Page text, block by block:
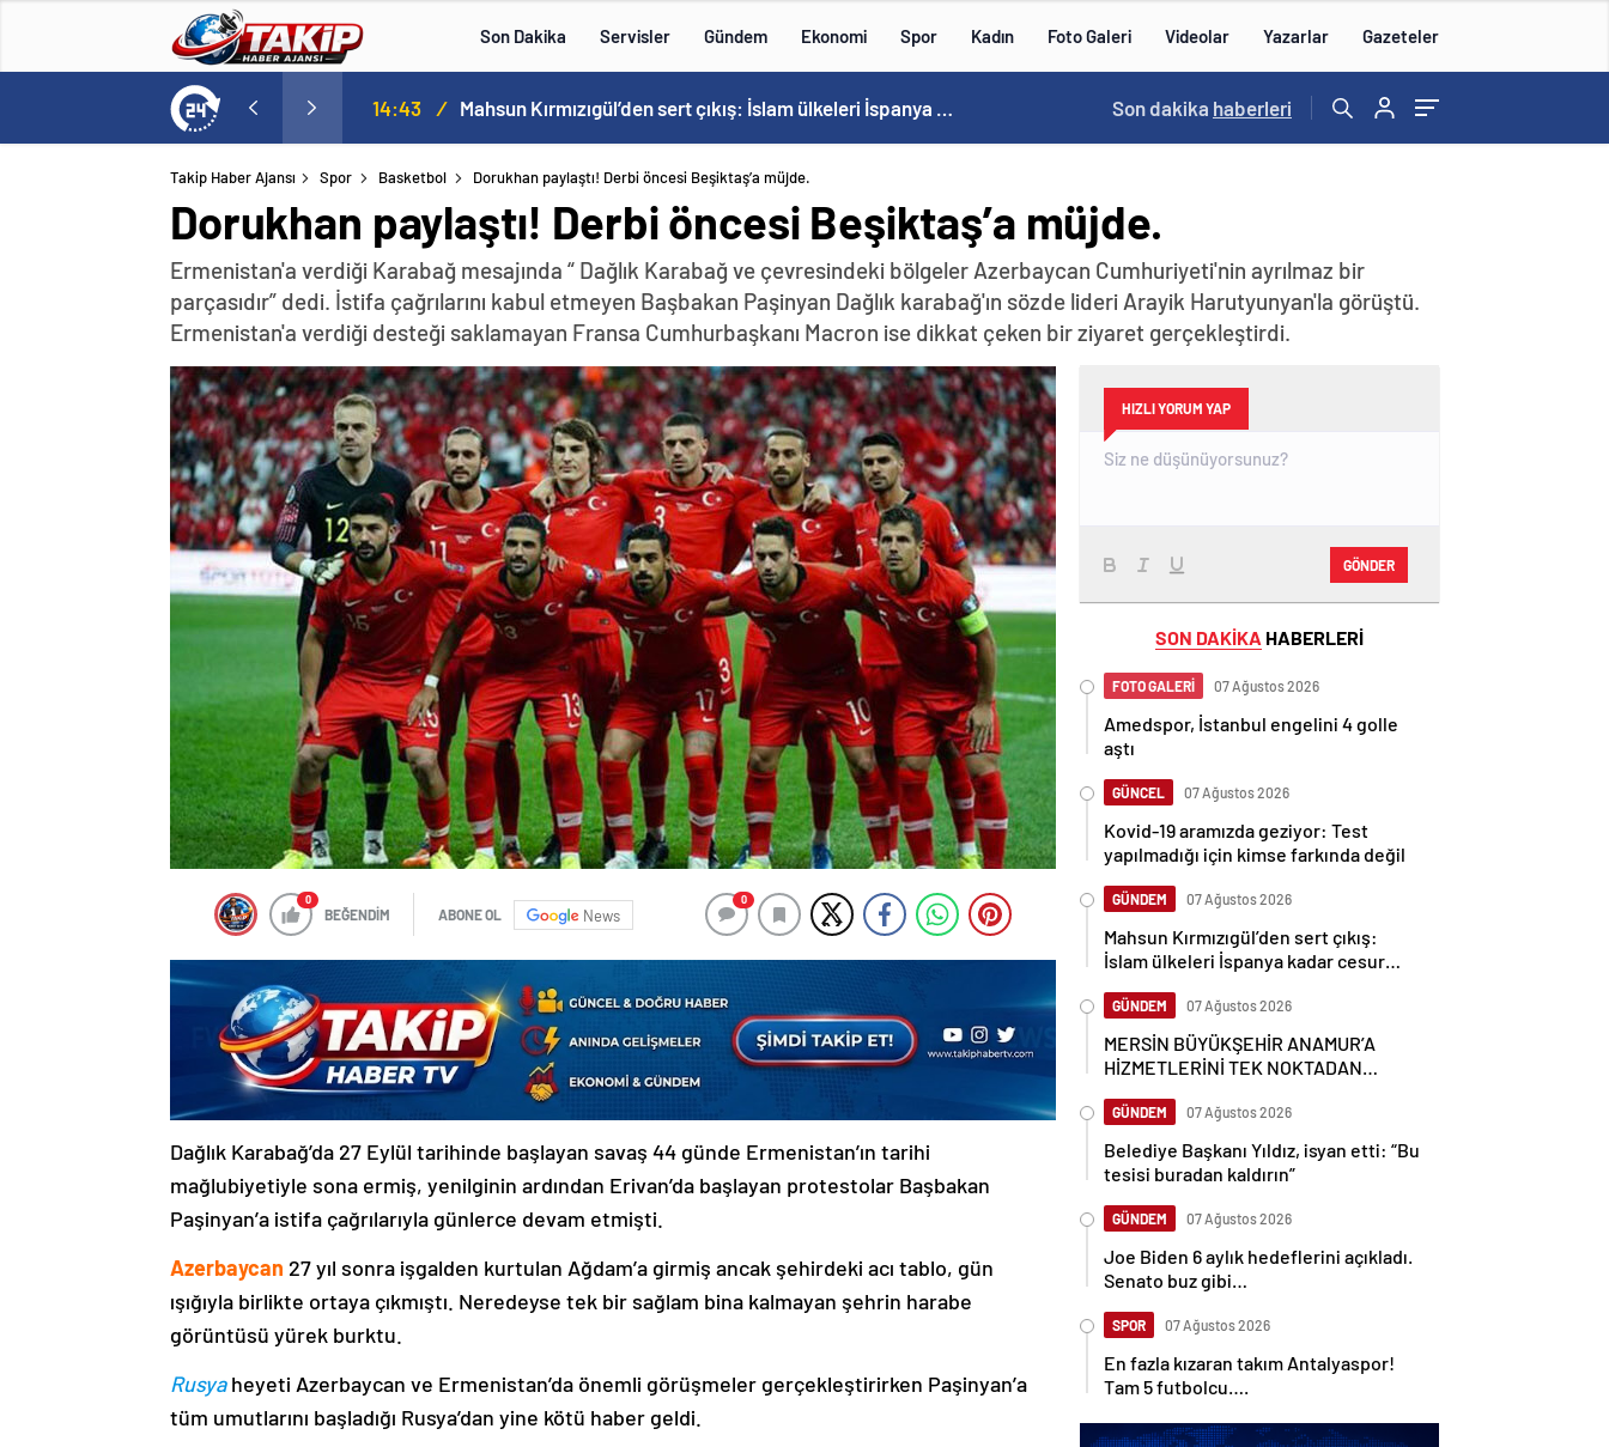
Son Dakika Servisler Gündem Ekonomi Spor Kadın Foto Galeri Videolar Yazarlar Gazeteler
Kovid-19 aramızda geziyor: Test yapılmadığı için kimse farkında değil 14:43 / Mahsun Kırmızıgül’den sert çıkış: İslam ülkeleri İspanya kadar cesur olamadı 10:04 /
Son dakika haberleri
Takip Haber Ajansı Spor Basketbol Dorukhan paylaştı! Derbi öncesi Beşiktaş’a müjde.
Dorukhan paylaştı! Derbi öncesi Beşiktaş’a müjde.
Ermenistan'a verdiği Karabağ mesajında “ Dağlık Karabağ ve çevresindeki bölgeler Azerbaycan Cumhuriyeti'nin ayrılmaz bir
parçasıdır” dedi. İstifa çağrılarını kabul etmeyen Başbakan Paşinyan Dağlık karabağ'ın sözde lideri Arayik Harutyunyan'la görüştü.
Ermenistan'a verdiği desteği saklamayan Fransa Cumhurbaşkanı Macron ise dikkat çeken bir ziyaret gerçekleştirdi.
0
BEĞENDİM ABONE OL News
0
Dağlık Karabağ’da 27 Eylül tarihinde başlayan savaş 44 günde Ermenistan’ın tarihi
mağlubiyetiyle sona ermiş, yenilginin ardından Erivan’da başlayan protestolar Başbakan
Paşinyan’a istifa çağrılarıyla günlerce devam etmişti.
Azerbaycan 27 yıl sonra işgalden kurtulan Ağdam’a girmiş ancak şehirdeki acı tablo, gün
ışığıyla birlikte ortaya çıkmıştı. Neredeyse tek bir sağlam bina kalmayan şehrin harabe
görüntüsü yürek burktu.
Rusyaheyeti Azerbaycan ve Ermenistan’da önemli görüşmeler gerçekleştirirken Paşinyan’a
tüm umutlarını başladığı Rusya’dan yine kötü haber geldi.
HIZLI YORUM YAP
GÖNDER
SON DAKİKA HABERLERİ
FOTO GALERİ 07 Ağustos 2026
Amedspor, İstanbul engelini 4 golle
aştı
GÜNCEL 07 Ağustos 2026
Kovid-19 aramızda geziyor: Test
yapılmadığı için kimse farkında değil
GÜNDEM 07 Ağustos 2026
Mahsun Kırmızıgül’den sert çıkış:
İslam ülkeleri İspanya kadar cesur
GÜNDEM 07 Ağustos 2026
MERSİN BÜYÜKŞEHİR ANAMUR’A
HİZMETLERİNİ TEK NOKTADAN
GÜNDEM 07 Ağustos 2026
Belediye Başkanı Yıldız, isyan etti: “Bu
tesisi buradan kaldırın”
GÜNDEM 07 Ağustos 2026
Joe Biden 6 aylık hedeflerini açıkladı.
Senato buz gibi…
SPOR 07 Ağustos 2026
En fazla kızaran takım Antalyaspor!
Tam 5 futbolcu….